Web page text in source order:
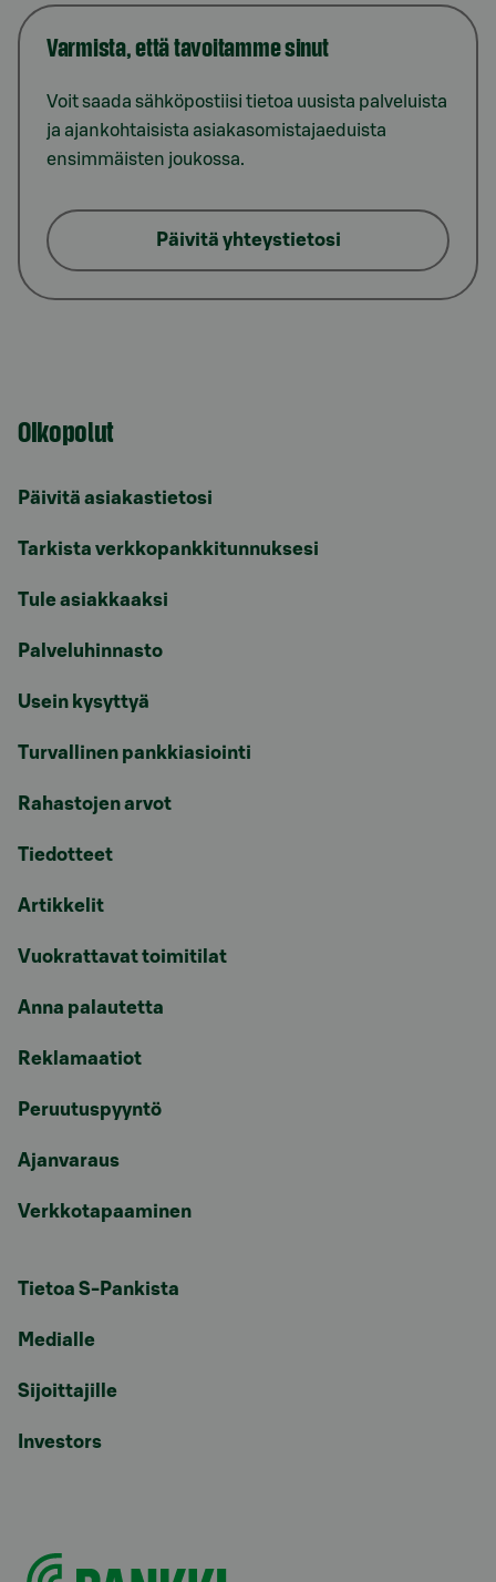
Varmista, että tavoitamme sinut
Voit saada sähköpostiisi tietoa uusista palveluista
ja ajankohtaisista asiakasomistajaeduista
ensimmäisten joukossa.
Päivitä yhteystietosi
Oikopolut
Päivitä asiakastietosi
Tarkista verkkopankkitunnuksesi
Tule asiakkaaksi
Palveluhinnasto
Usein kysyttyä
Turvallinen pankkiasiointi
Rahastojen arvot
Tiedotteet
Artikkelit
Vuokrattavat toimitilat
Anna palautetta
Reklamaatiot
Peruutuspyyntö
Ajanvaraus
Verkkotapaaminen
Tietoa S-Pankista
Medialle
Sijoittajille
Investors